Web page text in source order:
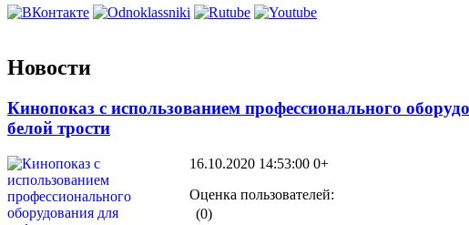
Новости
Кинопоказ с использованием профессионального
белой трости
16.10.2020 14:53:00 0+
Оценка пользователей:
(0)